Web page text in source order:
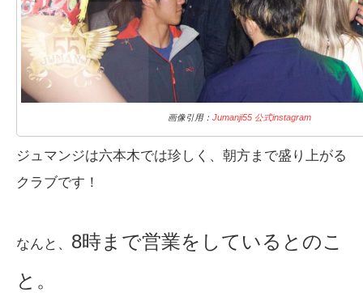
画像引用： Jumanji55 公式instagram
ジュマンジは六本木では珍しく、朝方まで盛り上がる
クラブです！
なんと、 8時まで営業をしているとのこ
と。